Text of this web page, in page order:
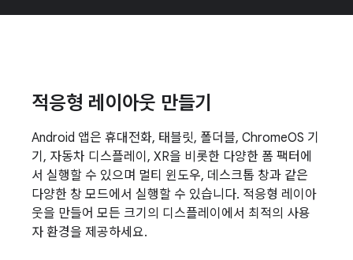
적응형 레이아웃 만들기
Android 앱은 휴대전화, 태블릿, 폴더블, ChromeOS 기
기, 자동차 디스플레이, XR을 비롯한 다양한 폼 팩터에
서 실행할 수 있으며 멀티 윈도우, 데스크톱 창과 같은
다양한 창 모드에서 실행할 수 있습니다. 적응형 레이아
웃을 만들어 모든 크기의 디스플레이에서 최적의 사용
자 환경을 제공하세요.